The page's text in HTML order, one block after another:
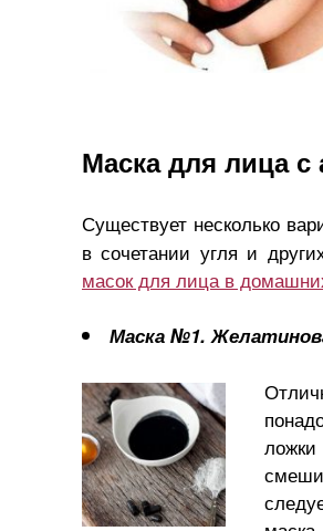
Маска для лица
Существует несколько
в сочетании угля и
масок для лица в
Маска №1.